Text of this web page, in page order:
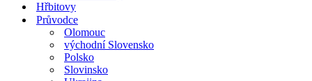
Hřbitovy
Průvodce
Olomouc
východní Slovensko
Polsko
Slovinsko